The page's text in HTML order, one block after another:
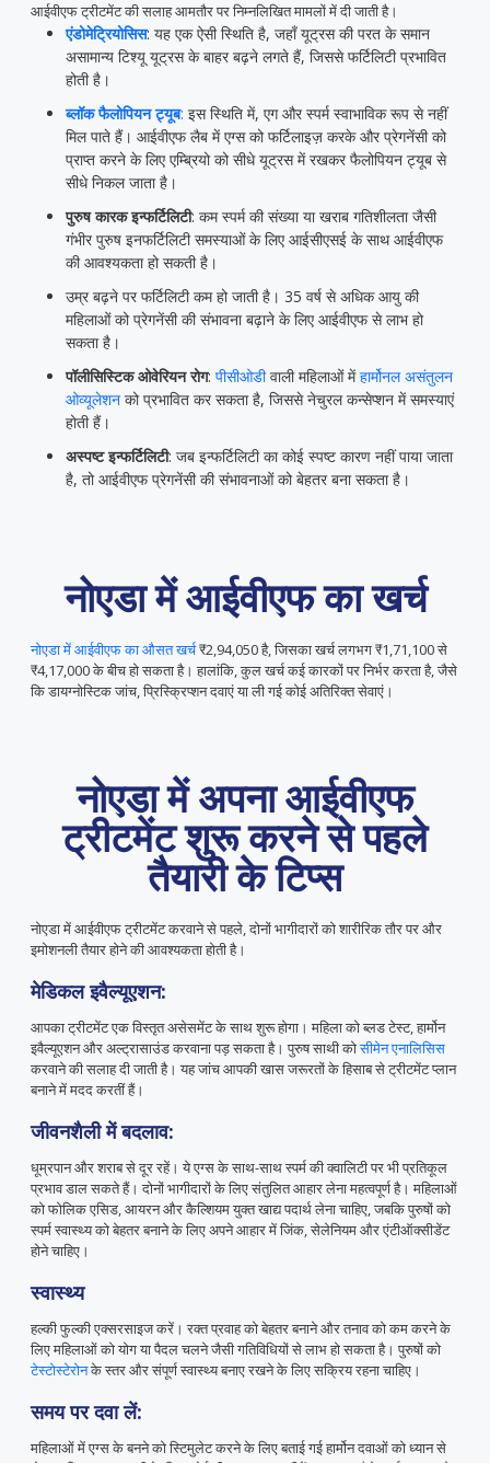
आईवीएफ ट्रीटमेंट की सलाह आमतौर पर निम्नलिखित मामलों में दी जाती है।
एंडोमेट्रियोसिस: यह एक ऐसी स्थिति है, जहाँ यूट्रस की परत के समान
असामान्य टिश्यू यूट्रस के बाहर बढ़ने लगते हैं, जिससे फर्टिलिटी प्रभावित
होती है।
ब्लॉक फैलोपियन ट्यूब: इस स्थिति में, एग और स्पर्म स्वाभाविक रूप से नहीं
मिल पाते हैं। आईवीएफ लैब में एग्स को फर्टिलाइज़ करके और प्रेगनेंसी को
प्राप्त करने के लिए एम्ब्रियो को सीधे यूट्रस में रखकर फैलोपियन ट्यूब से
सीधे निकल जाता है।
पुरुष कारक इन्फर्टिलिटी: कम स्पर्म की संख्या या खराब गतिशीलता जैसी
गंभीर पुरुष इनफर्टिलिटी समस्याओं के लिए आईसीएसई के साथ आईवीएफ
की आवश्यकता हो सकती है।
उम्र बढ़ने पर फर्टिलिटी कम हो जाती है। 35 वर्ष से अधिक आयु की
महिलाओं को प्रेगनेंसी की संभावना बढ़ाने के लिए आईवीएफ से लाभ हो
सकता है।
पॉलीसिस्टिक ओवेरियन रोग: पीसीओडीवाली महिलाओं मेंहार्मोनल असंतुलन
ओव्यूलेशन को प्रभावित कर सकता है, जिससे नेचुरल कन्सेप्शन में समस्याएं
होती हैं।
अस्पष्ट इन्फर्टिलिटी: जब इन्फर्टिलिटी का कोई स्पष्ट कारण नहीं पाया जाता
है, तो आईवीएफ प्रेगनेंसी की संभावनाओं को बेहतर बना सकता है।
नोएडा में आईवीएफ का खर्च
नोएडा में आईवीएफ का औसत खर्च₹2,94,050 है, जिसका खर्च लगभग ₹1,71,100 से
₹4,17,000 के बीच हो सकता है। हालांकि, कुल खर्च कई कारकों पर निर्भर करता है, जैसे
कि डायग्नोस्टिक जांच, प्रिस्क्रिप्शन दवाएं या ली गई कोई अतिरिक्त सेवाएं।
नोएडा में अपना आईवीएफ
ट्रीटमेंट शुरू करने से पहले
तैयारी के टिप्स
नोएडा में आईवीएफ ट्रीटमेंट करवाने से पहले, दोनों भागीदारों को शारीरिक तौर पर और
इमोशनली तैयार होने की आवश्यकता होती है।
मेडिकल इवैल्यूएशन:
आपका ट्रीटमेंट एक विस्तृत असेसमेंट के साथ शुरू होगा। महिला को ब्लड टेस्ट, हार्मोन
इवैल्यूएशन और अल्ट्रासाउंड करवाना पड़ सकता है। पुरुष साथी कोसीमेन एनालिसिस
करवाने की सलाह दी जाती है। यह जांच आपकी खास जरूरतों के हिसाब से ट्रीटमेंट प्लान
बनाने में मदद करतीं हैं।
जीवनशैली में बदलाव:
धूम्रपान और शराब से दूर रहें। ये एग्स के साथ-साथ स्पर्म की क्वालिटी पर भी प्रतिकूल
प्रभाव डाल सकते हैं। दोनों भागीदारों के लिए संतुलित आहार लेना महत्वपूर्ण है। महिलाओं
को फोलिक एसिड, आयरन और कैल्शियम युक्त खाद्य पदार्थ लेना चाहिए, जबकि पुरुषों को
स्पर्म स्वास्थ्य को बेहतर बनाने के लिए अपने आहार में जिंक, सेलेनियम और एंटीऑक्सीडेंट
होने चाहिए।
स्वास्थ्य
हल्की फुल्की एक्सरसाइज करें। रक्त प्रवाह को बेहतर बनाने और तनाव को कम करने के
लिए महिलाओं को योग या पैदल चलने जैसी गतिविधियों से लाभ हो सकता है। पुरुषों को
टेस्टोस्टेरोनके स्तर और संपूर्ण स्वास्थ्य बनाए रखने के लिए सक्रिय रहना चाहिए।
समय पर दवा लें:
महिलाओं में एग्स के बनने को स्टिमुलेट करने के लिए बताई गई हार्मोन दवाओं को ध्यान से